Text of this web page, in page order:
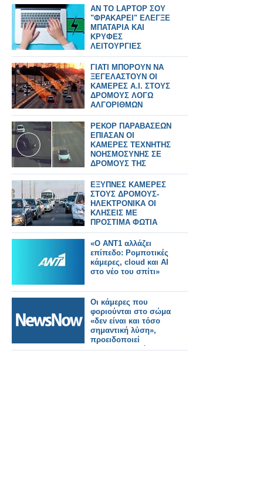
AN TO LAPTOP ΣΟΥ
"ΦΡΑΚΑΡΕΙ" ΕΛΕΓΞΕ
ΜΠΑΤΑΡΙΑ ΚΑΙ
ΚΡΥΦΕΣ
ΛΕΙΤΟΥΡΓΙΕΣ
ΓΙΑΤΙ ΜΠΟΡΟΥΝ ΝΑ
ΞΕΓΕΛΑΣΤΟΥΝ ΟΙ
ΚΑΜΕΡΕΣ Α.Ι. ΣΤΟΥΣ
ΔΡΟΜΟΥΣ ΛΟΓΩ
ΑΛΓΟΡΙΘΜΩΝ
ΡΕΚΟΡ ΠΑΡΑΒΑΣΕΩΝ
ΕΠΙΑΣΑΝ ΟΙ
ΚΑΜΕΡΕΣ ΤΕΧΝΗΤΗΣ
ΝΟΗΣΜΟΣΥΝΗΣ ΣΕ
ΔΡΟΜΟΥΣ ΤΗΣ
ΑΤΤΙΚΗΣ
ΕΞΥΠΝΕΣ ΚΑΜΕΡΕΣ
ΣΤΟΥΣ ΔΡΟΜΟΥΣ-
ΗΛΕΚΤΡΟΝΙΚΑ ΟΙ
ΚΛΗΣΕΙΣ ΜΕ
ΠΡΟΣΤΙΜΑ ΦΩΤΙΑ
«Ο ΑΝΤ1 αλλάζει
επίπεδο: Ρομποτικές
κάμερες, cloud και AI
στο νέο του σπίτι»
Οι κάμερες που
φοριούνται στο σώμα
«δεν είναι και τόσο
σημαντική λύση»,
προειδοποιεί
σιδηροδρομικό